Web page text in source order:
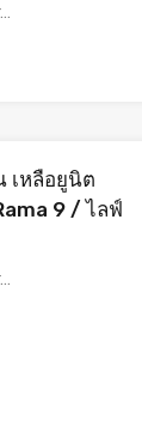
เหลือยูนิต
9 / ไลฟ์